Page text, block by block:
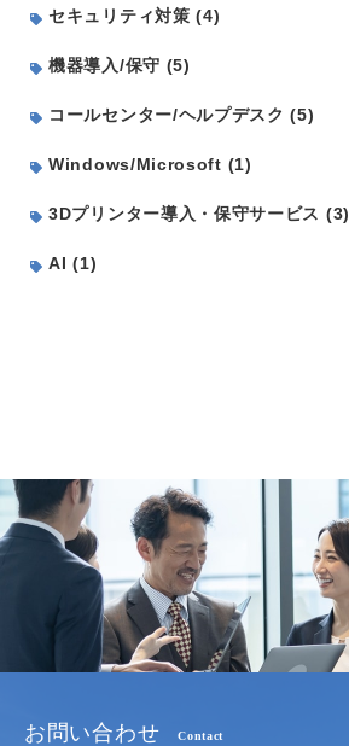
セキュリティ対策 (4)
機器導入/保守 (5)
コールセンター/ヘルプデスク (5)
Windows/Microsoft (1)
3Dプリンター導入・保守サービス (3)
AI (1)
お問い合わせ Contact